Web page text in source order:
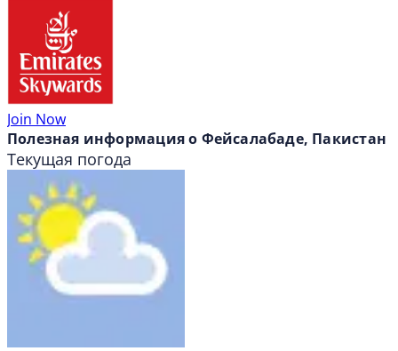
Join Now
Полезная информация о Фейсалабаде, Пакистан
Текущая погода